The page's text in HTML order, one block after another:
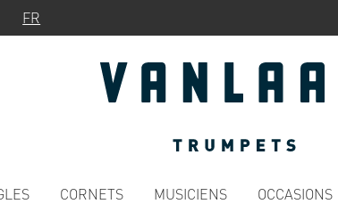
FR
CORNETS MUSICIENS OCCASIONS